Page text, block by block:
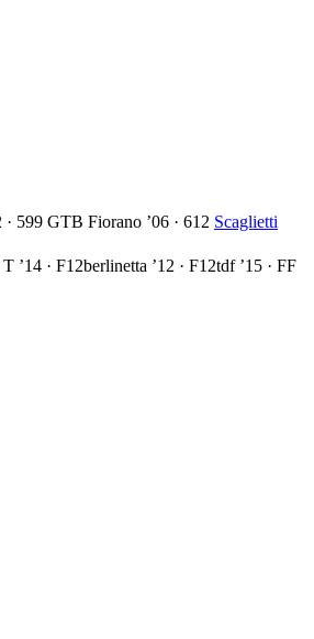
599 GTB Fiorano ’06 · 612 Scaglietti
· F12berlinetta ’12 · F12tdf ’15 · FF